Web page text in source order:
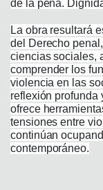
de la pena.
La obra resultará
del Derecho
ciencias sociales,
comprender los
violencia en las
reflexión profunda
ofrece
tensiones entre
continúan
contemporáneo.